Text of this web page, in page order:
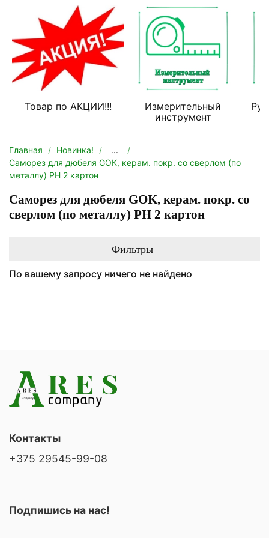
Товар по АКЦИИ!!!
Измерительный
инструмент
Главная Новинка!
...
Саморез для дюбеля GOK, керам. покр. со сверлом (по
металлу) PH 2 картон
Саморез для дюбеля GOK, керам. покр. со
сверлом (по металлу) PH 2 картон
Фильтры
По вашему запросу ничего не найдено
Контакты
+375 29545-99-08
Подпишись на нас!